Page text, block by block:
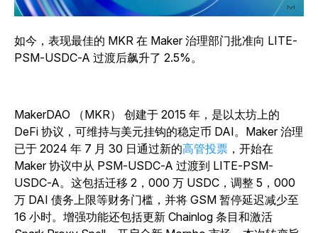
如今，表现最佳的 MKR 在 Maker 治理部门批准向 LITE-
PSM-USDC-A 过渡后飙升了 2.5%。
MakerDAO （MKR） 创建于 2015 年，是以太坊上的
DeFi 协议，可维持与美元挂钩的稳定币 DAI。Maker 治理
已于 2024 年 7 月 30 日通过新的高管投票 ，开始在
Maker 协议中从 PSM-USDC-A 过渡到 LITE-PSM-
USDC-A。这包括迁移 2，000 万 USDC，调整 5，000
万 DAI 债务上限等财务门槛，并将 GSM 暂停延迟减少至
16 小时。增强功能还包括更新 Chainlog 条目和激活